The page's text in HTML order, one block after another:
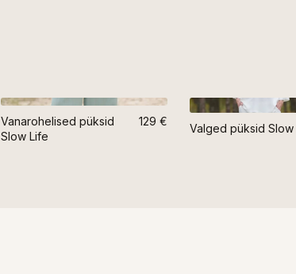
Vanarohelised püksid
Slow Life
129 €
Valged püksid Slow